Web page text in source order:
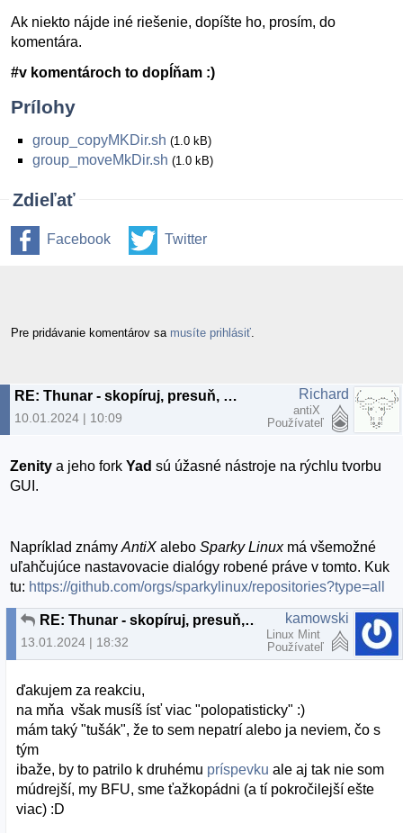
Ak niekto nájde iné riešenie, dopíšte ho, prosím, do
komentára.
#v komentároch to dopĺňam :)
Prílohy
group_copyMKDir.sh (1.0 kB)
group_moveMkDir.sh (1.0 kB)
Zdieľať
Facebook Twitter
Pre pridávanie komentárov sa musíte prihlásiť
RE: Thunar - skopíruj, presuň, vyprázdni adresár
10.01.2024 | 10:09
Richard
antiX
Používateľ
Zenity a jeho forkYad sú úžasné nástroje na rýchlu tvorbu
GUI.
Napríklad známyAntiX aleboSparky Linuxmá všemožné
uľahčujúce nastavovacie dialógy robené práve v tomto. Kuk
tu: https://github.com/orgs/sparkylinux/repositories?type=all
RE: Thunar - skopíruj, presuň, vyprázdni adresár
13.01.2024 | 18:32
kamowski
Linux Mint
Používateľ
ďakujem za reakciu,
na mňa však musíš ísť viac "polopatisticky" :)
mám taký "tušák", že to sem nepatrí alebo ja neviem, čo s
tým
ibaže, by to patrilo k druhému príspevku ale aj tak nie som
múdrejší, my BFU, sme ťažkopádni (a tí pokročilejší ešte
viac) :D